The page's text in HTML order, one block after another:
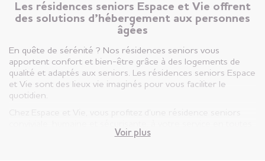
Les résidences seniors Espace et Vie offrent
des solutions d’hébergement aux personnes
âgées
En quête de sérénité ? Nos résidences seniors vous
apportent confort et bien-être grâce à des logements de
qualité et adaptés aux seniors. Les résidences seniors Espace
et Vie sont des lieux vie imaginés pour vous faciliter le
quotidien.
Voir plus